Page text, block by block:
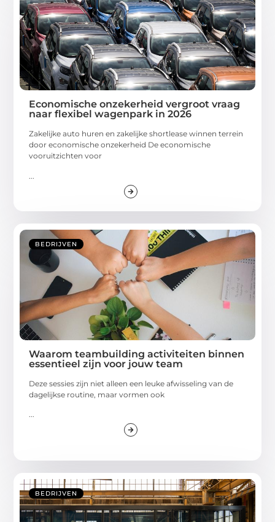
Economische onzekerheid vergroot vraag
naar flexibel wagenpark in 2026
Zakelijke auto huren en zakelijke shortlease winnen terrein
door economische onzekerheid De economische
vooruitzichten voor
BEDRIJVEN
Waarom teambuilding activiteiten binnen
essentieel zijn voor jouw team
Deze sessies zijn niet alleen een leuke afwisseling van de
dagelijkse routine, maar vormen ook
...
BEDRIJVEN